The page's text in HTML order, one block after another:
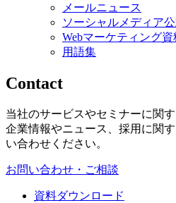
メールニュース
ソーシャルメディア
Webマーケティング資
用語集
Contact
当社のサービスやセミナーに関
企業情報やニュース、採用に関
い合わせください。
お問い合わせ・ご相談
資料ダウンロード